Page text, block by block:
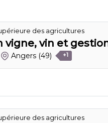
des agricultures
vigne, vin et
Angers (49) +1
des agricultures